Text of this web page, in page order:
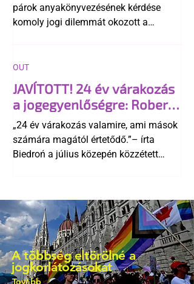
párok anyakönyvezésének kérdése
komoly jogi dilemmát okozott a
egyértelműen tiltja a házasságuk
elismerését. Közben az ellenzéken belül
is vita robbant ki arról, hogy vissza
kellene-e vonni a kormány konzervatív
alkotmánymódosítását
JAVÍTOTT! 24 év várakozás
a jogegyenlőségre: Robert
Biedroń megindító üzenete
a lengyel bejegyzett
élettársi kapcsolatokért
„24 év várakozás valamire, ami mások
számára magától értetődő.”– írta
Biedroń a július közepén közzétett
OUT
A többség eltörölné a
jogkorlátozásokat